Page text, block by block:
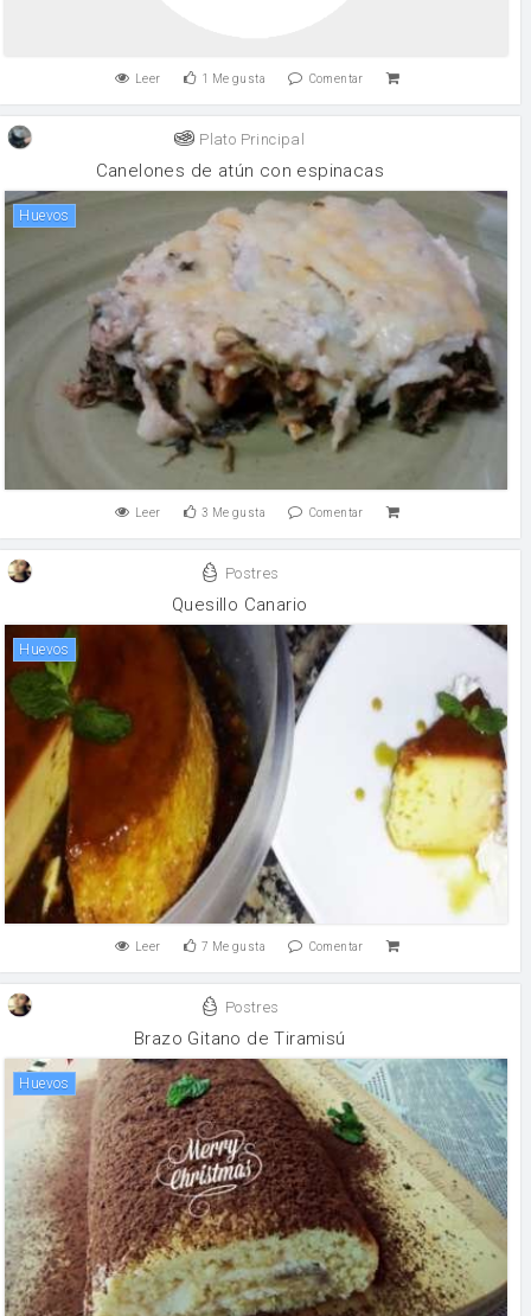
Leer 1 Me gusta Comentar
Plato Principal
Canelones de atún con espinacas
huevos
Leer 3 Me gusta Comentar
Postres
Quesillo Canario
huevos
Leer 7 Me gusta Comentar
Postres
Brazo Gitano de Tiramisú
huevos